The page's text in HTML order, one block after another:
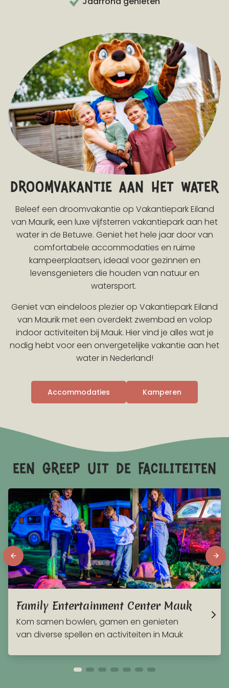
droomvakantie aan het water
Beleef een droomvakantie op Vakantiepark Eiland
van Maurik, een luxe vijfsterren vakantiepark aan het
water in de Betuwe. Geniet het hele jaar door van
comfortabele accommodaties en ruime
kampeerplaatsen, ideaal voor gezinnen en
levensgenieters die houden van natuur en
watersport.
Geniet van eindeloos plezier op Vakantiepark Eiland
van Maurik met een overdekt zwembad en volop
indoor activiteiten bij Mauk. Hier vind je alles wat je
nodig hebt voor een onvergetelijke vakantie aan het
water in Nederland!
Accommodaties Kamperen
een greep uit de faciliteiten
Family Entertainment Center Mauk
Kom samen bowlen, gamen en genieten
van diverse spellen en activiteiten in Mauk